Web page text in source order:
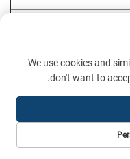
مجاني
قلم لمس*2، حامل تثبيت على
We use cookies and
don't want to